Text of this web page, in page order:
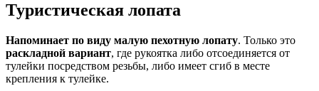
Туристическая лопата
Напоминает по виду малую пехотную лопату. Только это
раскладной вариант, где рукоятка либо отсоединяется от
тулейки посредством резьбы, либо имеет сгиб в месте
крепления к тулейке.